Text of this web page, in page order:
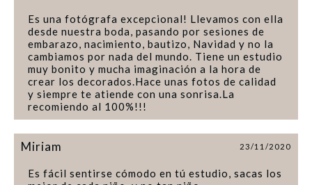
Es una fotógrafa excepcional! Llevamos con ella
desde nuestra boda, pasando por sesiones de
embarazo, nacimiento, bautizo, Navidad y no la
cambiamos por nada del mundo. Tiene un estudio
muy bonito y mucha imaginación a la hora de
crear los decorados.Hace unas fotos de calidad
y siempre te atiende con una sonrisa.La
recomiendo al 100%!!!
Miriam 23/11/2020
Es fácil sentirse cómodo en tú estudio, sacas los